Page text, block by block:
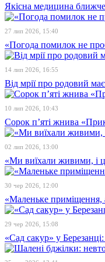
Якісна медицина
27 лип 2026, 15:40
«Погода помилок не
14 лип 2026, 16:55
Від мрії про родовий
10 лип 2026, 10:43
Сорок п’яті жнива
02 лип 2026, 13:00
«Ми виїхали живими, і
30 чер 2026, 12:00
«Маленьке приміщення,
29 чер 2026, 15:08
«Сад сакур» у